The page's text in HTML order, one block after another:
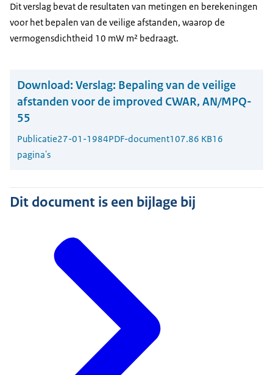
Dit verslag bevat de resultaten van metingen en berekeningen
voor het bepalen van de veilige afstanden, waarop de
vermogensdichtheid 10 mW m² bedraagt.
Download: Verslag: Bepaling van de veilige
afstanden voor de improved CWAR, AN/MPQ-
55
Publicatie27-01-1984PDF-document107.86 KB16
pagina's
Dit document is een bijlage bij